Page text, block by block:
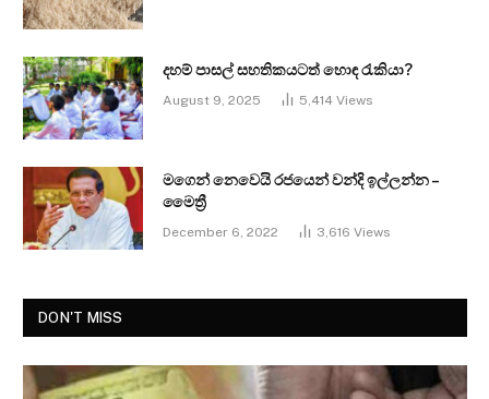
දහම් පාසල් සහතිකයටත් හොඳ රැකියා?
August 9, 2025 5,414 Views
මගෙන් නෙවෙයි රජයෙන් වන්දි ඉල්ලන්න –
මෛත්‍රී
December 6, 2022 3,616 Views
DON'T MISS